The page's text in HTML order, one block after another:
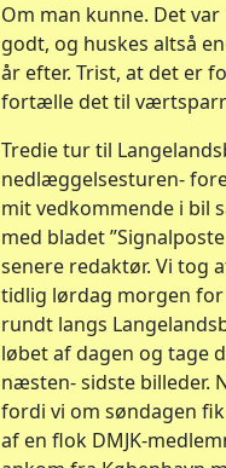
Om man kunne. Det var
godt, og huskes altså
år efter. Trist, at det er
fortælle det til
Tredie tur til
nedlæggelsesturen-
mit vedkommende i bil
med bladet
senere redaktør. Vi tog
tidlig lørdag morgen
rundt langs
løbet af dagen og tage
næsten- sidste billeder.
fordi vi om søndagen
af en flok DMJK-